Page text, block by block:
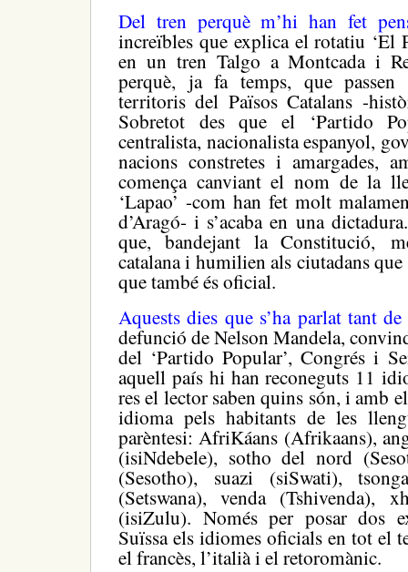
Del tren perquè m’hi han fet
increïbles que explica el rotatiu ‘El
en un tren Talgo a Montcada i
perquè, ja fa temps, que
territoris del Països Catalans -
Sobretot des que el ‘Partido
centralista, nacionalista espanyol,
nacions constretes i amargades,
comença canviant el nom de la
‘Lapao’ -com han fet molt
d’Aragó- i s’acaba en una dictadura.
que, bandejant la Constitució,
catalana i humilien als ciutadansque
que també és oficial.
Aquests dies que s’ha parlat tant
defunció de Nelson Mandela,
del ‘Partido Popular’, Congrés i
aquell país hi han reconeguts 11
res el lector saben quins són, i amb
idioma pels habitants de les
parèntesi: AfriKáans (Afrikaans),
(isiNdebele), sotho del nord
(Sesotho), suazi (siSwati),
(Setswana), venda (Tshivenda),
(isiZulu). Només per posar dos
Suïssa els idiomes oficials en tot el
el francès, l’italià i el retoromànic.